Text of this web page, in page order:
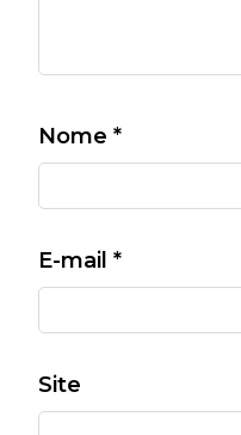
Nome *
E-mail *
Site